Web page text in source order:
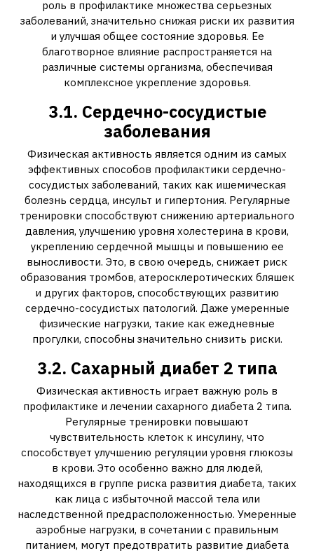
роль в профилактике множества серьезных
заболеваний, значительно снижая риски их развития
и улучшая общее состояние здоровья. Ее
благотворное влияние распространяется на
различные системы организма, обеспечивая
комплексное укрепление здоровья.
3.1. Сердечно-сосудистые
заболевания
Физическая активность является одним из самых
эффективных способов профилактики сердечно-
сосудистых заболеваний, таких как ишемическая
болезнь сердца, инсульт и гипертония. Регулярные
тренировки способствуют снижению артериального
давления, улучшению уровня холестерина в крови,
укреплению сердечной мышцы и повышению ее
выносливости. Это, в свою очередь, снижает риск
образования тромбов, атеросклеротических бляшек
и других факторов, способствующих развитию
сердечно-сосудистых патологий. Даже умеренные
физические нагрузки, такие как ежедневные
прогулки, способны значительно снизить риски.
3.2. Сахарный диабет 2 типа
Физическая активность играет важную роль в
профилактике и лечении сахарного диабета 2 типа.
Регулярные тренировки повышают
чувствительность клеток к инсулину, что
способствует улучшению регуляции уровня глюкозы
в крови. Это особенно важно для людей,
находящихся в группе риска развития диабета, таких
как лица с избыточной массой тела или
наследственной предрасположенностью. Умеренные
аэробные нагрузки, в сочетании с правильным
питанием, могут предотвратить развитие диабета